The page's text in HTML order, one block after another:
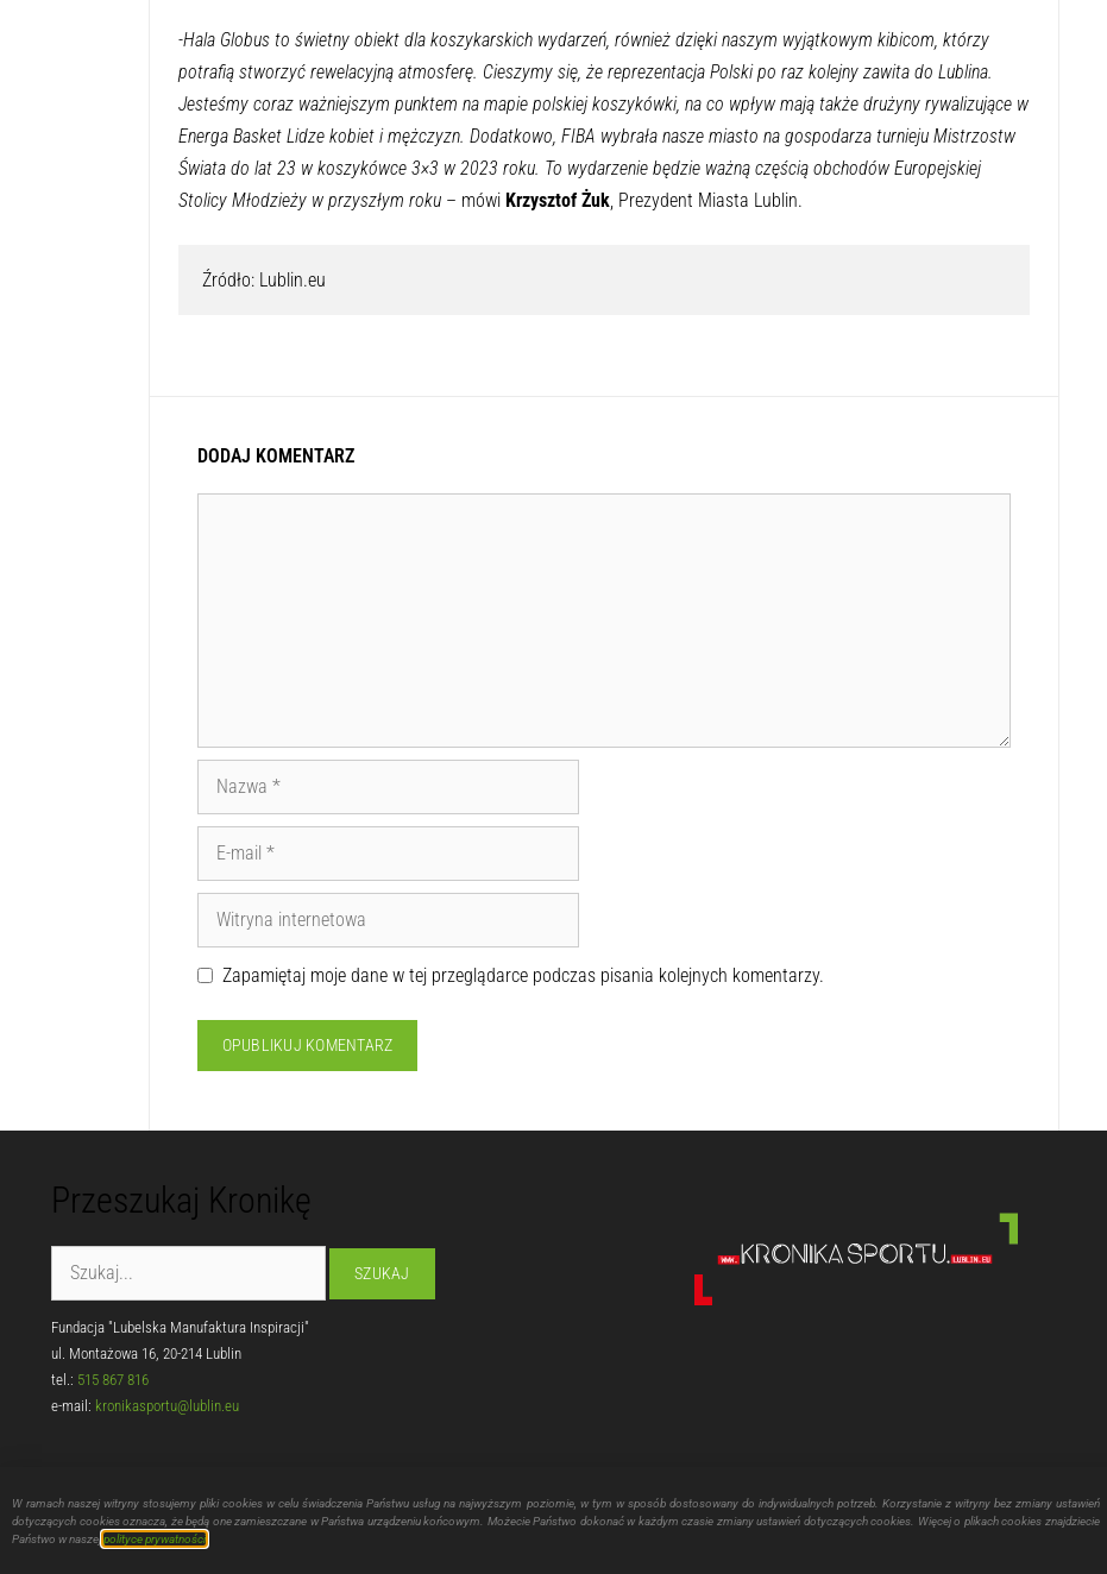
-Hala Globus to świetny obiekt dla koszykarskich wydarzeń, również dzięki naszym wyjątkowym kibicom, którzy
potrafią stworzyć rewelacyjną atmosferę. Cieszymy się, że reprezentacja Polski po raz kolejny zawita do Lublina.
Jesteśmy coraz ważniejszym punktem na mapie polskiej koszykówki, na co wpływ mają także drużyny rywalizujące w
Energa Basket Lidze kobiet i mężczyzn. Dodatkowo, FIBA wybrała nasze miasto na gospodarza turnieju Mistrzostw
Świata do lat 23 w koszykówce 3×3 w 2023 roku. To wydarzenie będzie ważną częścią obchodów Europejskiej
Stolicy Młodzieży w przyszłym roku– mówiKrzysztof Żuk, Prezydent Miasta Lublin.
Źródło: Lublin.eu
DODAJ KOMENTARZ
Zapamiętaj moje dane w tej przeglądarce podczas pisania kolejnych komentarzy.
Przeszukaj Kronikę
Fundacja "Lubelska Manufaktura Inspiracji"
ul. Montażowa 16, 20-214 Lublin
tel.: 515 867 816
e-mail: kronikasportu@lublin.eu
Zadanie w zakresie wspierania i upowszechniania kultury fizycznej realizowane jest przy pomocy finansowej Miasta Lublin
W ramach naszej witryny stosujemy pliki cookies w celu świadczenia Państwu usług na najwyższym poziomie, w tym w sposób dostosowany do indywidualnych potrzeb. Korzystanie z witryny bez zmiany ustawień
dotyczących cookies oznacza, że będą one zamieszczane w Państwa urządzeniu końcowym. Możecie Państwo dokonać w każdym czasie zmiany ustawień dotyczących cookies. Więcej o plikach cookies znajdziecie
Państwo w naszej polityce prywatności